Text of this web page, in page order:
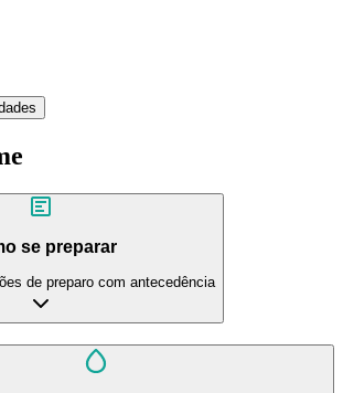
se preparar
de preparo com antecedência